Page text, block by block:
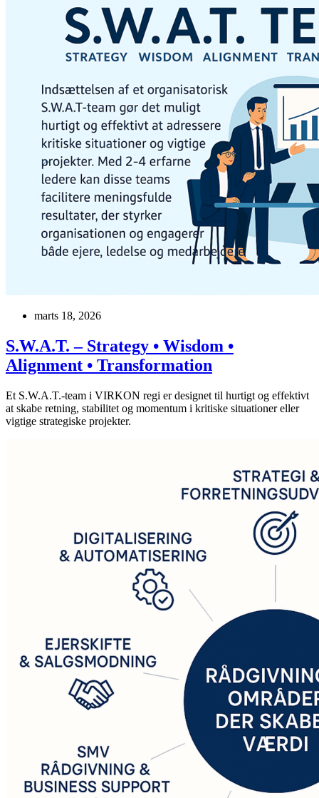
marts 18, 2026
S.W.A.T. – Strategy • Wisdom •
Alignment • Transformation
Et S.W.A.T.-team i VIRKON regi er designet til hurtigt og effektivt
at skabe retning, stabilitet og momentum i kritiske situationer eller
vigtige strategiske projekter.